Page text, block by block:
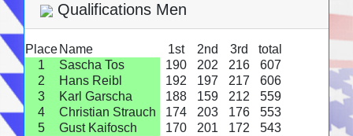
Qualifications Men
Place Name 1st 2nd 3rd
total
1
Sascha Tos 190 202 216
607
2
Hans Reibl 192 197 217
606
3
Karl Garscha 188 159 212
559
4
Christian Strauch 174 203 176
553
5
Gust Kaifosch 170 201 172
543